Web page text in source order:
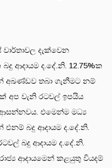
දැක්වෙන
ආදායම ද.දේ.නි. 12.75%ක
අඛණ්ඩව තබා ගැනීමට නම්
අප වැනි රටවල් ඉපයිය
ආසන්නවය. එමෙන්ම මධ්‍ය
බදු ආදායම ද.දේ.නි.
බදු ආදායම ද.දේ.නි.
ආදායමෙන් කළයුතු වියදම්